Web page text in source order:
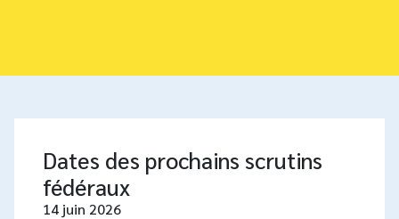
Dates des prochains scrutins
fédéraux
14 juin 2026